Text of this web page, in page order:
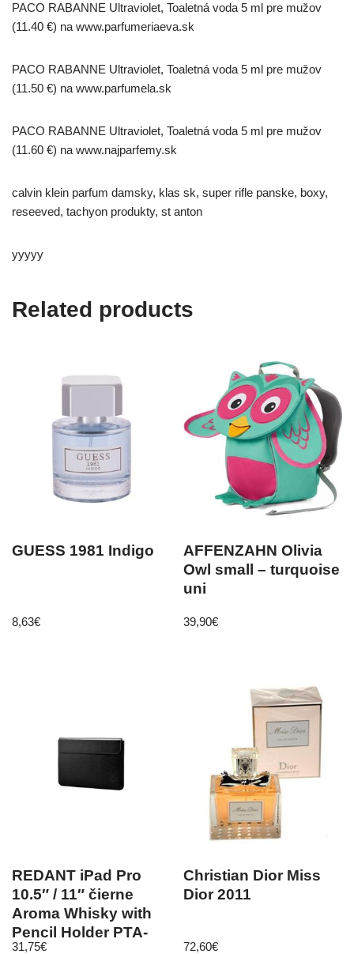
PACO RABANNE Ultraviolet, Toaletná voda 5 ml pre mužov
(11.40 €) na www.parfumeriaeva.sk
PACO RABANNE Ultraviolet, Toaletná voda 5 ml pre mužov
(11.50 €) na www.parfumela.sk
PACO RABANNE Ultraviolet, Toaletná voda 5 ml pre mužov
(11.60 €) na www.najparfemy.sk
calvin klein parfum damsky, klas sk, super rifle panske, boxy,
reseeved, tachyon produkty, st anton
yyyyy
Related products
GUESS 1981 Indigo
8,63€
AFFENZAHN Olivia
Owl small – turquoise
uni
39,90€
REDANT iPad Pro
10.5″ / 11″ čierne
Aroma Whisky with
Pencil Holder PTA-
31,75€
Christian Dior Miss
Dior 2011
72,60€